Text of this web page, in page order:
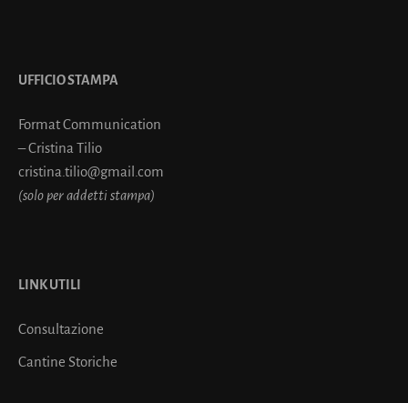
UFFICIO STAMPA
Format Communication
– Cristina Tilio
cristina.tilio@gmail.com
(solo per addetti stampa)
LINK UTILI
Consultazione
Cantine Storiche